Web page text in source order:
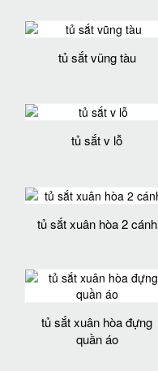
tủ sắt vũng tàu
tủ sắt v lỗ
tủ sắt xuân hòa 2 cánh
tủ sắt xuân hòa đựng
quần áo